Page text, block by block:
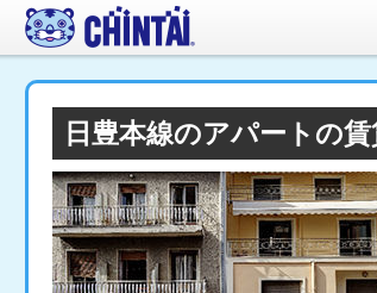
日豊本線のアパートの